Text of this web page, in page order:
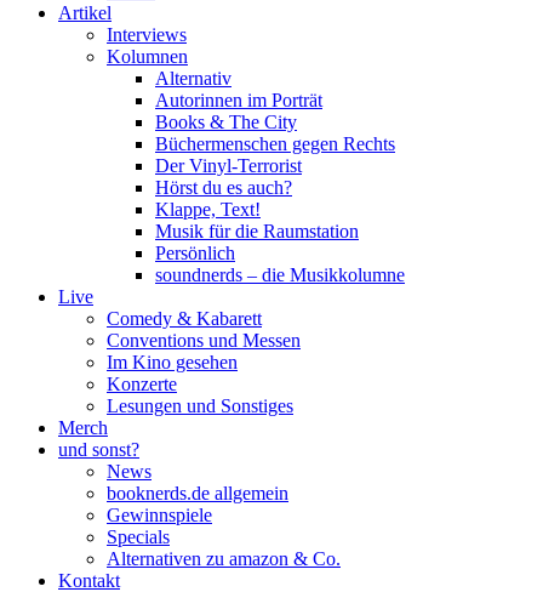
Artikel
Interviews
Kolumnen
Alternativ
Autorinnen im Porträt
Books & The City
Büchermenschen gegen Rechts
Der Vinyl-Terrorist
Hörst du es auch?
Klappe, Text!
Musik für die Raumstation
Persönlich
soundnerds – die Musikkolumne
Live
Comedy & Kabarett
Conventions und Messen
Im Kino gesehen
Konzerte
Lesungen und Sonstiges
Merch
und sonst?
News
booknerds.de allgemein
Gewinnspiele
Specials
Alternativen zu amazon & Co.
Kontakt